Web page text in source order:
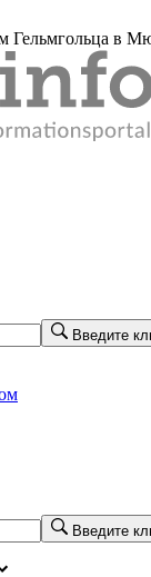
Гельмгольца в
Введите
Введите